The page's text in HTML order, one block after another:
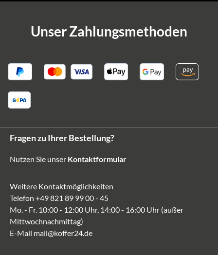
Unser Zahlungsmethoden
Fragen zu Ihrer Bestellung?
Nutzen Sie unser Kontaktformular
Weitere Kontaktmöglichkeiten
Telefon +49 821 89 99 00 - 45
Mo. - Fr. 10:00 - 12:00 Uhr, 14:00 - 16:00 Uhr (außer
Mittwochnachmittag)
E-Mail mail@koffer24.de